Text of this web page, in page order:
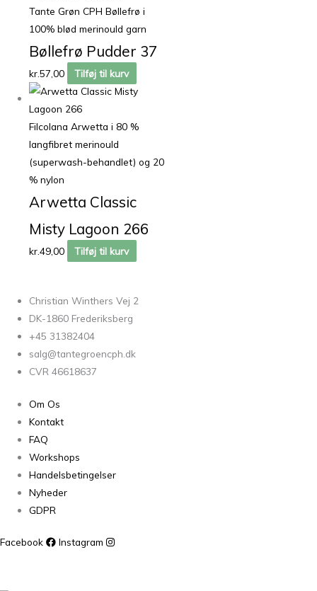
Tante Grøn CPH Bøllefrø i
100% blød merinould garn
Bøllefrø Pudder 37
kr.57,00 Tilføj til kurv
Filcolana Arwetta i 80 %
langfibret merinould
(superwash-behandlet) og 20
% nylon
Arwetta Classic
Misty Lagoon 266
kr.49,00 Tilføj til kurv
Christian Winthers Vej 2
DK-1860 Frederiksberg
+45 31382404
salg@tantegroencph.dk
CVR 46618637
Om Os
Kontakt
FAQ
Workshops
Handelsbetingelser
Nyheder
GDPR
Facebook Instagram